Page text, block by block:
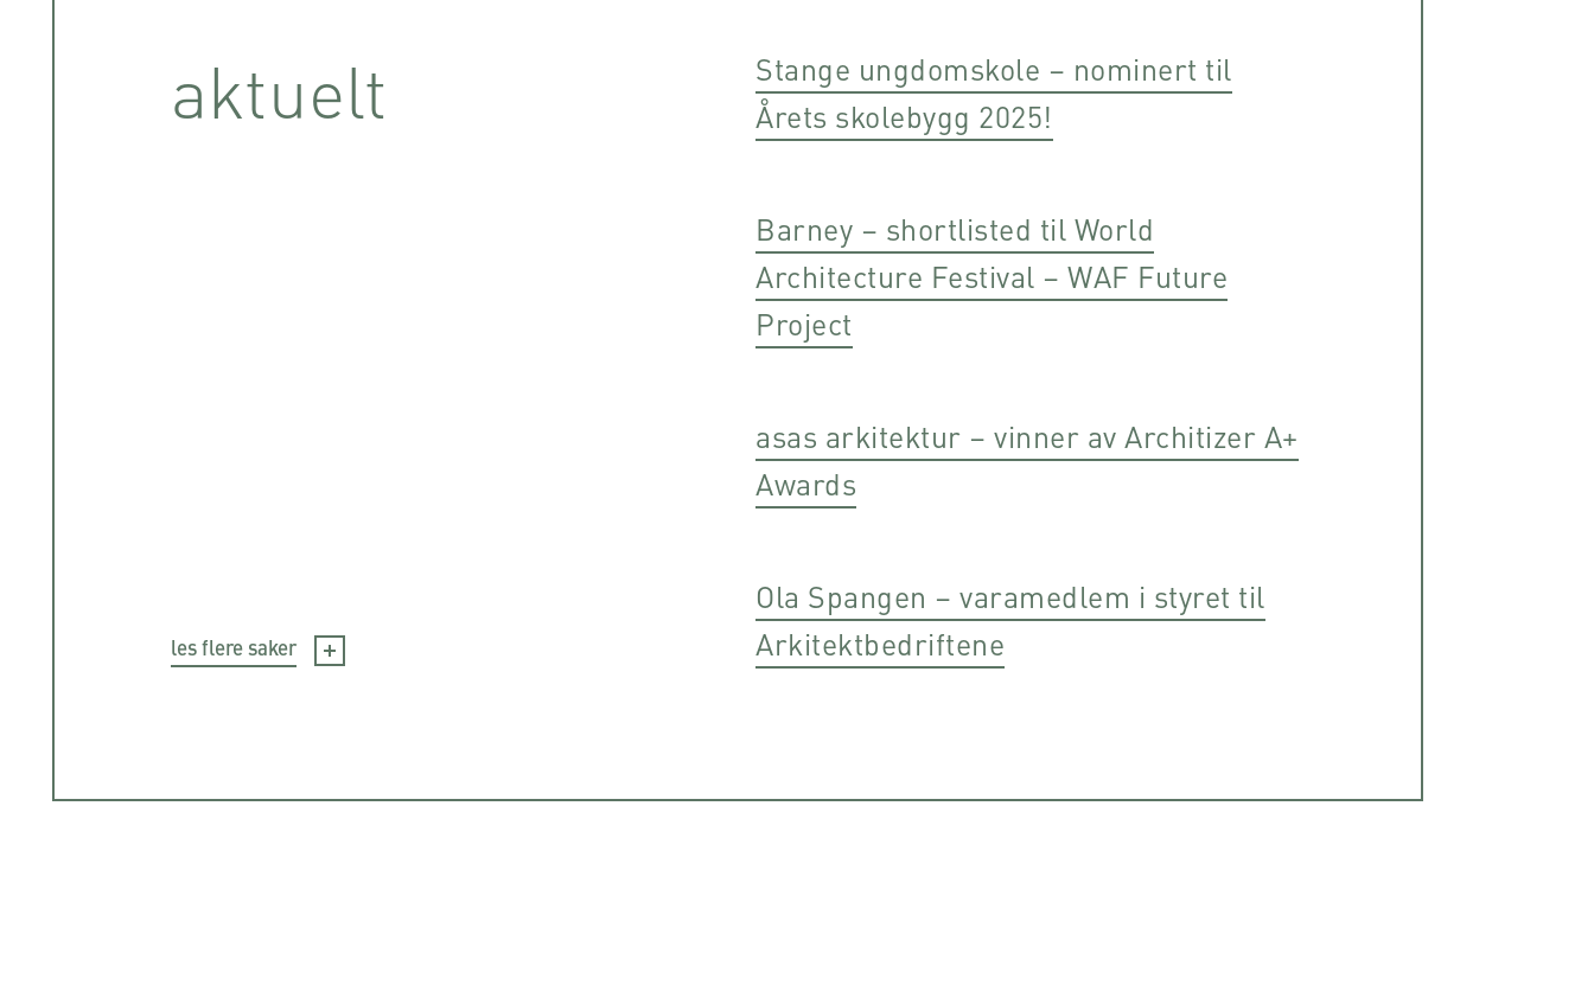
aktuelt
les flere saker
Stange ungdomskole – nominert til
Årets skolebygg 2025!
Barney – shortlisted til World
Architecture Festival – WAF Future
Project
asas arkitektur – vinner av Architizer A+
Awards
Ola Spangen – varamedlem i styret til
Arkitektbedriftene